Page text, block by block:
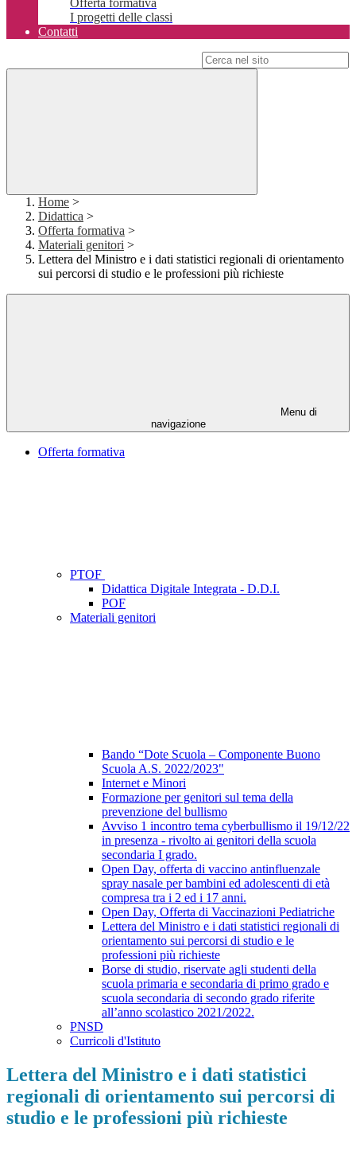
Offerta formativa
I progetti delle classi
Contatti
Home >
Didattica >
Offerta formativa >
Materiali genitori >
Lettera del Ministro e i dati statistici regionali di orientamento
sui percorsi di studio e le professioni più richieste
Menu di
navigazione
Offerta formativa
PTOF
Didattica Digitale Integrata - D.D.I.
POF
Materiali genitori
Bando “Dote Scuola – Componente Buono
Scuola A.S. 2022/2023"
Internet e Minori
Formazione per genitori sul tema della
prevenzione del bullismo
Avviso 1 incontro tema cyberbullismo il 19/12/22
in presenza - rivolto ai genitori della scuola
secondaria I grado.
Open Day, offerta di vaccino antinfluenzale
spray nasale per bambini ed adolescenti di età
compresa tra i 2 ed i 17 anni.
Open Day, Offerta di Vaccinazioni Pediatriche
Lettera del Ministro e i dati statistici regionali di
orientamento sui percorsi di studio e le
professioni più richieste
Borse di studio, riservate agli studenti della
scuola primaria e secondaria di primo grado e
scuola secondaria di secondo grado riferite
all’anno scolastico 2021/2022.
PNSD
Curricoli d'Istituto
Lettera del Ministro e i dati statistici
regionali di orientamento sui percorsi di
studio e le professioni più richieste